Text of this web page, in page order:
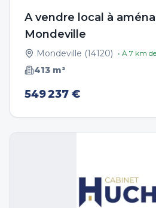
A vendre local à
Mondeville
Mondeville (14120) • À 7 km de
413 m²
549 237 €